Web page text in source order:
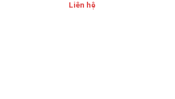
Liên hệ